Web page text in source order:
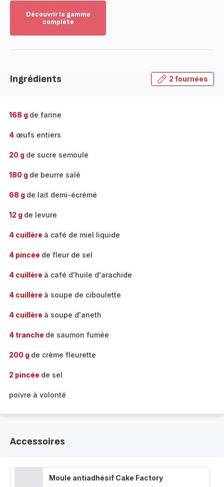
Découvrir la gamme
complète
gamme
Ingrédients 2 fournées
168 g de farine
4 œufs entiers
20 g de sucre semoule
180 g de beurre salé
68 g de lait demi-écrémé
12 g de levure
4 cuillère à café de miel liquide
4 pincée de fleur de sel
4 cuillère à café d'huile d'arachide
4 cuillère à soupe de ciboulette
4 cuillère à soupe d'aneth
4 tranche de saumon fumée
200 g de crème fleurette
2 pincée de sel
poivre à volonté
Accessoires
Moule antiadhésif Cake Factory